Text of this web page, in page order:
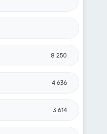
8 250
4 636
3 614